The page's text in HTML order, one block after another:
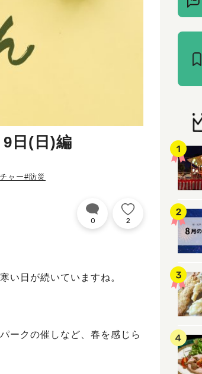
日(日)編
ャー#防災
0 2
い日が続いていますね。
ークの催しなど、春を感じら